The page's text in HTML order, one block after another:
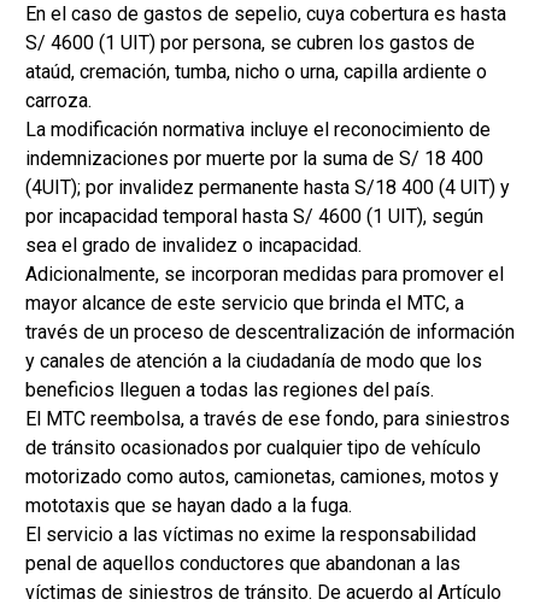
En el caso de gastos de sepelio, cuya cobertura es hasta
S/ 4600 (1 UIT) por persona, se cubren los gastos de
ataúd, cremación, tumba, nicho o urna, capilla ardiente o
carroza.
La modificación normativa incluye el reconocimiento de
indemnizaciones por muerte por la suma de S/ 18 400
(4UIT); por invalidez permanente hasta S/18 400 (4 UIT) y
por incapacidad temporal hasta S/ 4600 (1 UIT), según
sea el grado de invalidez o incapacidad.
Adicionalmente, se incorporan medidas para promover el
mayor alcance de este servicio que brinda el MTC, a
través de un proceso de descentralización de información
y canales de atención a la ciudadanía de modo que los
beneficios lleguen a todas las regiones del país.
El MTC reembolsa, a través de ese fondo, para siniestros
de tránsito ocasionados por cualquier tipo de vehículo
motorizado como autos, camionetas, camiones, motos y
mototaxis que se hayan dado a la fuga.
El servicio a las víctimas no exime la responsabilidad
penal de aquellos conductores que abandonan a las
víctimas de siniestros de tránsito. De acuerdo al Artículo